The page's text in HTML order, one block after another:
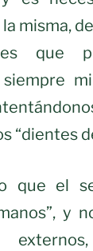
misma,
que
“dientes
que el
y